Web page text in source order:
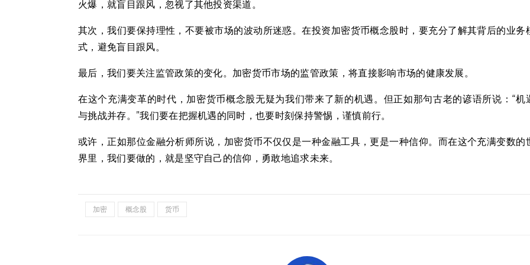
火爆，就盲目跟风，忽视了其他投资渠道。
其次，我们要保持理性，不要被市场的波动所迷惑。在投资加密货币概念股时，要充分了解其背后的业务
式，避免盲目跟风。
最后，我们要关注监管政策的变化。加密货币市场的监管政策，将直接影响市场的健康发展。
在这个充满变革的时代，加密货币概念股无疑为我们带来了新的机遇。但正如那句古老的谚语所说：“机
与挑战并存。”我们要在把握机遇的同时，也要时刻保持警惕，谨慎前行。
或许，正如那位金融分析师所说，加密货币不仅仅是一种金融工具，更是一种信仰。而在这个充满变数的
界里，我们要做的，就是坚守自己的信仰，勇敢地追求未来。
加密 概念股 货币